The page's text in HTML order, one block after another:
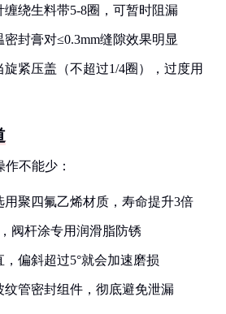
缠绕生料带5-8圈，可暂时阻漏
密封膏对≤0.3mm缝隙效果明显
旋紧压盖（不超过1/4圈），过度用
不能少：
聚四氟乙烯材质，寿命提升3倍
阀杆涂专用润滑脂防锈
偏斜超过5°就会加速磨损
纹管密封组件，彻底避免泄漏